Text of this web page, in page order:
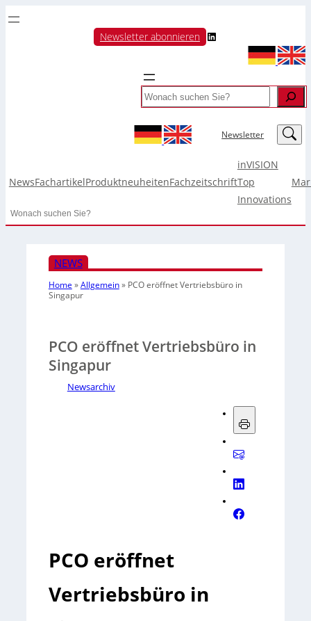
Newsletter abonnieren LinkedIn
Search
Newsletter LinkedIn
NewsFachartikelProduktneuheitenFachzeitschrift
inVISION
Top
Innovations
Search
NEWS
Home »Allgemein» PCO eröffnet Vertriebsbüro in
Singapur
PCO eröffnet Vertriebsbüro in
Singapur
Newsarchiv
PCO eröffnet
Vertriebsbüro in